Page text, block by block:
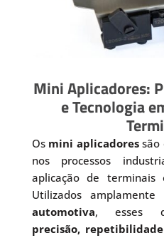
Mini Aplicadores:
e Tecnologia
Os mini aplicadoressão
nos processos
aplicação de terminais
Utilizados amplamente
automotiva, esses
precisão,